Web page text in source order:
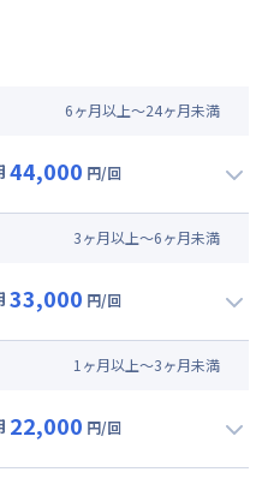
6ヶ月以上～24ヶ月未満
44,000 円/回
に含める
3ヶ月以上～6ヶ月未満
33,000 円/回
に含める
1 ヶ月以上～3ヶ月未満
22,000 円/回